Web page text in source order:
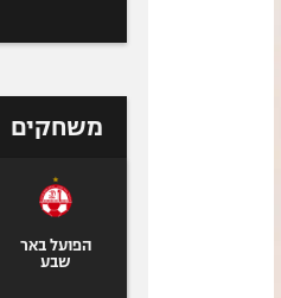
משחקים
הפועל באר
שבע